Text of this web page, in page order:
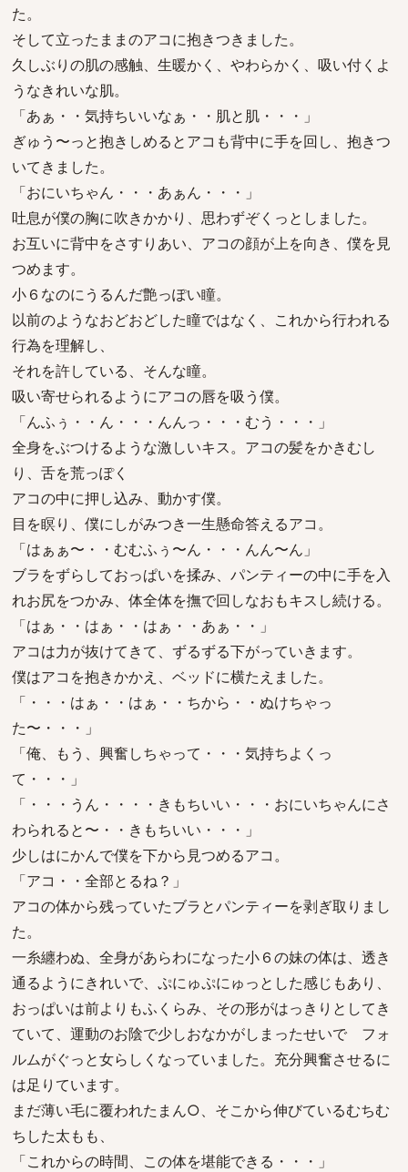
た。
そして立ったままのアコに抱きつきました。
久しぶりの肌の感触、生暖かく、やわらかく、吸い付くよ
うなきれいな肌。
「あぁ・・気持ちいいなぁ・・肌と肌・・・」
ぎゅう〜っと抱きしめるとアコも背中に手を回し、抱きつ
いてきました。
「おにいちゃん・・・あぁん・・・」
吐息が僕の胸に吹きかかり、思わずぞくっとしました。
お互いに背中をさすりあい、アコの顔が上を向き、僕を見
つめます。
小６なのにうるんだ艶っぽい瞳。
以前のようなおどおどした瞳ではなく、これから行われる
行為を理解し、
それを許している、そんな瞳。
吸い寄せられるようにアコの唇を吸う僕。
「んふぅ・・ん・・・んんっ・・・むう・・・」
全身をぶつけるような激しいキス。アコの髪をかきむし
り、舌を荒っぽく
アコの中に押し込み、動かす僕。
目を瞑り、僕にしがみつき一生懸命答えるアコ。
「はぁぁ〜・・むむふぅ〜ん・・・んん〜ん」
ブラをずらしておっぱいを揉み、パンティーの中に手を入
れお尻をつかみ、体全体を撫で回しなおもキスし続ける。
「はぁ・・はぁ・・はぁ・・あぁ・・」
アコは力が抜けてきて、ずるずる下がっていきます。
僕はアコを抱きかかえ、ベッドに横たえました。
「・・・はぁ・・はぁ・・ちから・・ぬけちゃっ
た〜・・・」
「俺、もう、興奮しちゃって・・・気持ちよくっ
て・・・」
「・・・うん・・・・きもちいい・・・おにいちゃんにさ
わられると〜・・きもちいい・・・」
少しはにかんで僕を下から見つめるアコ。
「アコ・・全部とるね？」
アコの体から残っていたブラとパンティーを剥ぎ取りまし
た。
一糸纏わぬ、全身があらわになった小６の妹の体は、透き
通るようにきれいで、ぷにゅぷにゅっとした感じもあり、
おっぱいは前よりもふくらみ、その形がはっきりとしてき
ていて、運動のお陰で少しおなかがしまったせいで フォ
ルムがぐっと女らしくなっていました。充分興奮させるに
は足りています。
まだ薄い毛に覆われたまん○、そこから伸びているむちむ
ちした太もも、
「これからの時間、この体を堪能できる・・・」